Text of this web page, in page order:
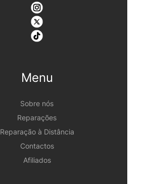
Menu
Sobre nós
Reparações
Reparação à Distância
Contactos
Afiliados